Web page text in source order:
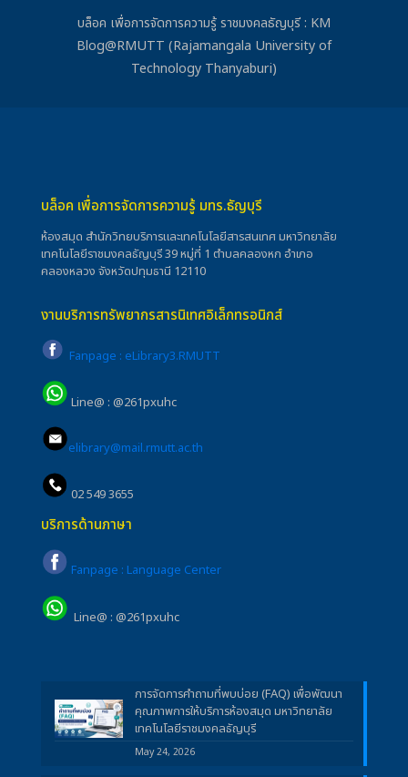
บล็อค เพื่อการจัดการความรู้ ราชมงคลธัญบุรี : KM
Blog@RMUTT (Rajamangala University of
Technology Thanyaburi)
บล็อค เพื่อการจัดการความรู้ มทร.ธัญบุรี
ห้องสมุด สำนักวิทยบริการและเทคโนโลยีสารสนเทศ มหาวิทยาลัย
เทคโนโลยีราชมงคลธัญบุรี 39 หมู่ที่ 1 ตำบลคลองหก อำเภอ
คลองหลวง จังหวัดปทุมธานี 12110
งานบริการทรัพยากรสารนิเทศอิเล็กทรอนิกส์
Fanpage : eLibrary3.RMUTT
Line@ : @261pxuhc
elibrary@mail.rmutt.ac.th
02 549 3655
บริการด้านภาษา
Fanpage : Language Center
Line@ : @261pxuhc
การจัดการคำถามที่พบบ่อย (FAQ) เพื่อพัฒนา
คุณภาพการให้บริการห้องสมุด มหาวิทยาลัย
เทคโนโลยีราชมงคลธัญบุรี
May 24, 2026